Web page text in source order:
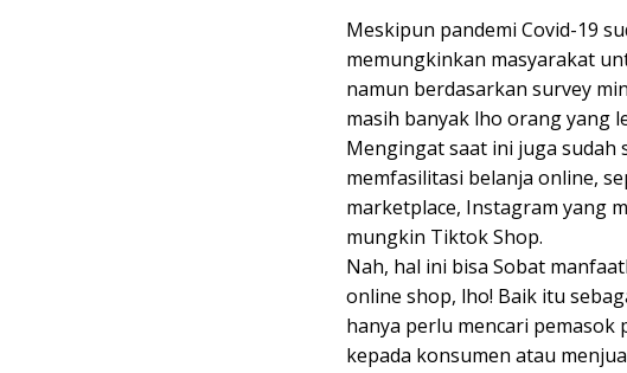
Meskipun pandemi Covid-19
memungkinkan masyarakat
namun berdasarkan survey
masih banyak lho orang yang
Mengingat saat ini juga
memfasilitasi belanja online,
marketplace, Instagram yang
mungkin Tiktok Shop.
Nah, hal ini bisa Sobat
online shop, lho! Baik itu
hanya perlu mencari pemasok
kepada konsumen atau